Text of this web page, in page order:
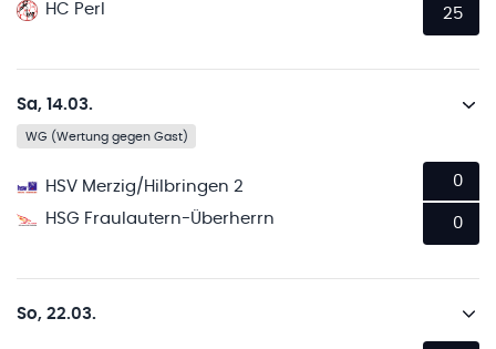
HC Perl
25
Sa, 14.03.
WG (Wertung gegen Gast)
HSV Merzig/Hilbringen 2
HSG Fraulautern-Überherrn
0
0
So, 22.03.